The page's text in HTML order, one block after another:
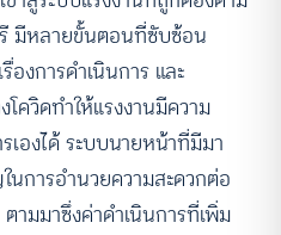
มีหลายขั้นตอนที่ซับซ้อน
องการดำเนินการ และ
ควิดทำให้แรงงานมีความ
เองได้ ระบบนายหน้าที่มีมา
การอำนวยความสะดวกต่อ
ามมาซึ่งค่าดำเนินการที่เพิ่ม